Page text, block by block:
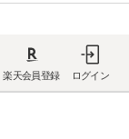
楽天会員登録 ログイン